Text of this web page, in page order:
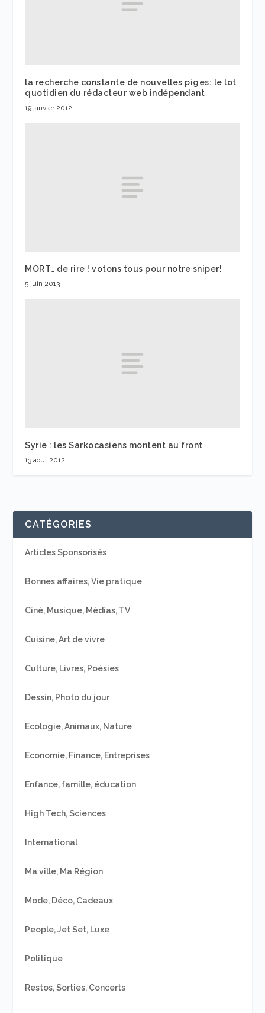
la recherche constante de nouvelles piges: le lot
quotidien du rédacteur web indépendant
19 janvier 2012
MORT… de rire ! votons tous pour notre sniper!
5 juin 2013
Syrie : les Sarkocasiens montent au front
13 août 2012
CATÉGORIES
Articles Sponsorisés
Bonnes affaires, Vie pratique
Ciné, Musique, Médias, TV
Cuisine, Art de vivre
Culture, Livres, Poésies
Dessin, Photo du jour
Ecologie, Animaux, Nature
Economie, Finance, Entreprises
Enfance, famille, éducation
High Tech, Sciences
International
Ma ville, Ma Région
Mode, Déco, Cadeaux
People, Jet Set, Luxe
Politique
Restos, Sorties, Concerts